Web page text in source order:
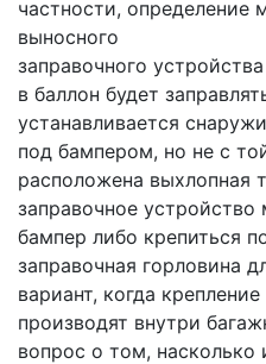
частности, определение
выносного
заправочного
в баллон будет
устанавливается
под бампером, но не с
расположена выхлопная
заправочное устройство
бампер либо крепиться
заправочная горловина
вариант, когда крепление
производят внутри
вопрос о том, насколько